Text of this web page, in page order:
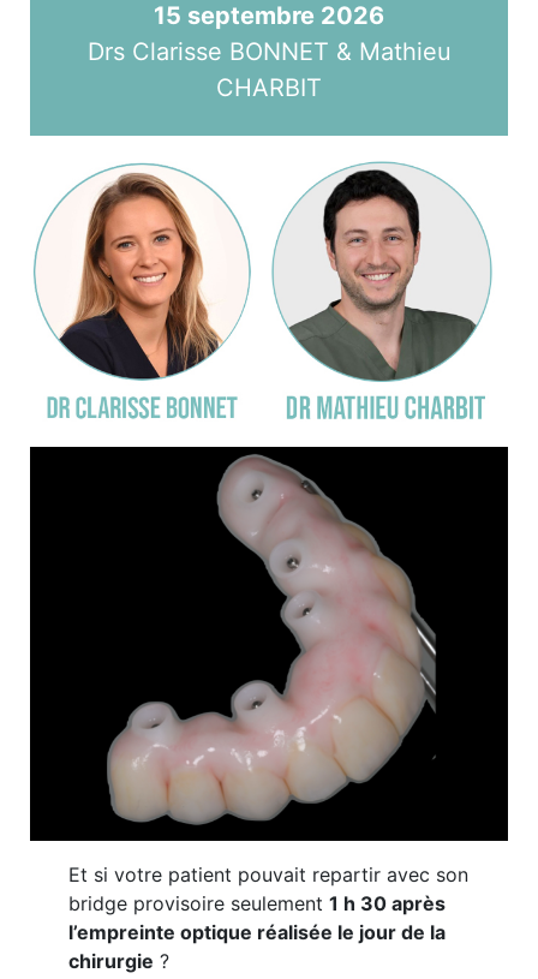
15 septembre 2026
Drs Clarisse BONNET & Mathieu
CHARBIT
Et si votre patient pouvait repartir avec son
bridge provisoire seulement 1 h 30 après
l’empreinte optique réalisée le jour de la
chirurgie ?